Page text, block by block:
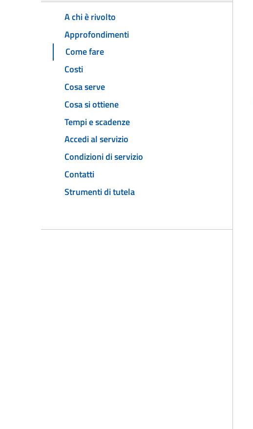
A chi è rivolto
Approfondimenti
Come fare
Costi
Cosa serve
Cosa si ottiene
Tempi e scadenze
Accedi al servizio
Condizioni di servizio
Contatti
Strumenti di tutela